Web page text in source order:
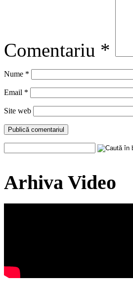
Comentariu *
Nume *
Email *
Site web
Arhiva Video